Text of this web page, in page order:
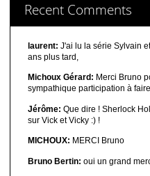
Recent Comments
laurent: J'ai lu la série Sylvain
ans plus tard,
Michoux Gérard: Merci Bruno
sympathique participation à faire
Jérôme: Que dire ! Sherlock
sur Vick et Vicky :) !
MICHOUX: MERCI Bruno
Bruno Bertin: oui un grand